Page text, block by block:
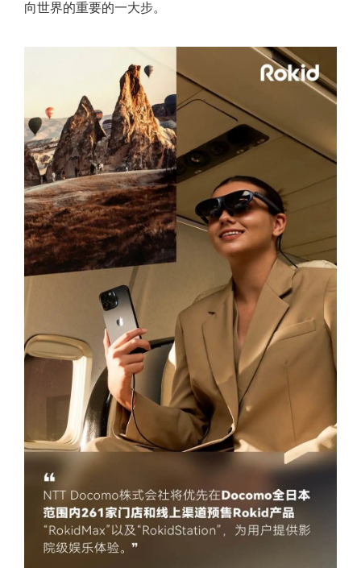
向世界的重要的一大步。